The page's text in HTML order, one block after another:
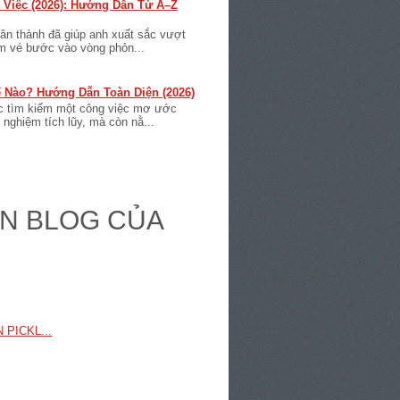
(2026): Hướng Dẫn Từ A–Z
thành đã giúp anh xuất sắc vượt
vé bước vào vòng phỏn...
Hướng Dẫn Toàn Diện (2026)
tìm kiếm một công việc mơ ước
tích lũy, mà còn nằ...
BLOG CỦA